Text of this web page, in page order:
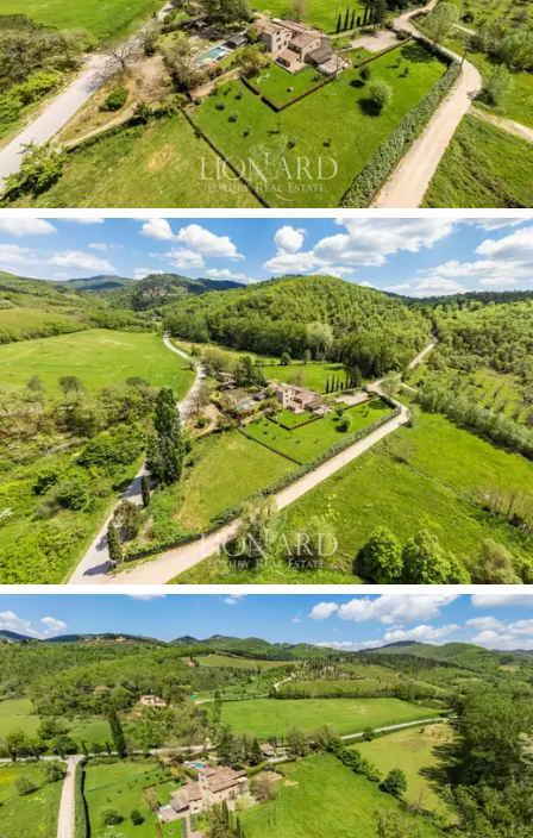
Kiegészíti ezt a csodás udvarházat egy nagy
parkolóhely.
Ez az eladó luxusvilla atoszkán dombokközött ideális
hely mindazoknak, akik a vidéki nyugalmat keresik
anélkül, hogy lemondanának a település kínálta
szolgáltatásokról.